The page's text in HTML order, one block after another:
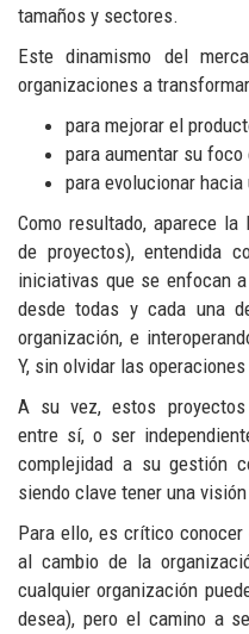
tamaños y sectores.
Este dinamismo del
organizaciones a
para mejorar el
para aumentar su
para evolucionar
Como resultado, aparece
de proyectos), entendida
iniciativas que se enfocan
desde todas y cada una
organización, e
Y, sin olvidar las
A su vez, estos proyectos
entre sí, o ser
complejidad a su gestión
siendo clave tener una
Para ello, es crítico
al cambio de la
cualquier organización
desea), pero el camino a